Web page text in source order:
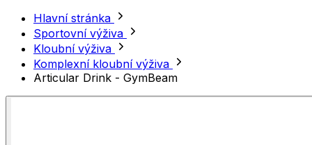
Hlavní stránka
Sportovní výživa
Kloubní výživa
Komplexní kloubní výživa
Articular Drink - GymBeam